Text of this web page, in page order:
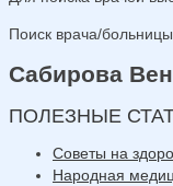
Поиск врача/больницы
Сабирова
ПОЛЕЗНЫЕ
Советы на
Народная